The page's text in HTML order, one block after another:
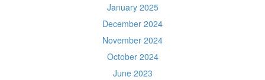
January 2025
December 2024
November 2024
October 2024
June 2023